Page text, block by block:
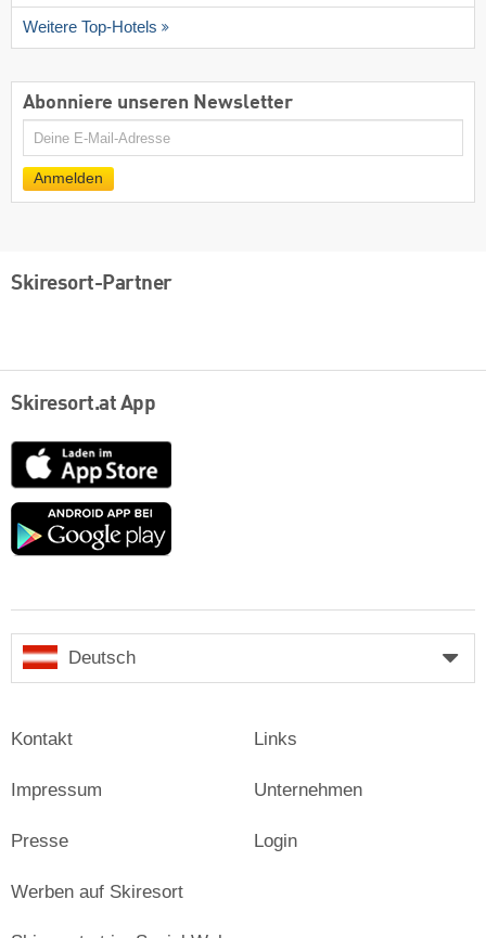
Weitere Top-Hotels
Abonniere unseren Newsletter
E-
Mail
Anmelden
Skiresort-Partner
Skiresort.at App
App
Store
Google
Deutsch
Kontakt
Impressum
Presse
Links
Unternehmen
Login
Werben auf Skiresort